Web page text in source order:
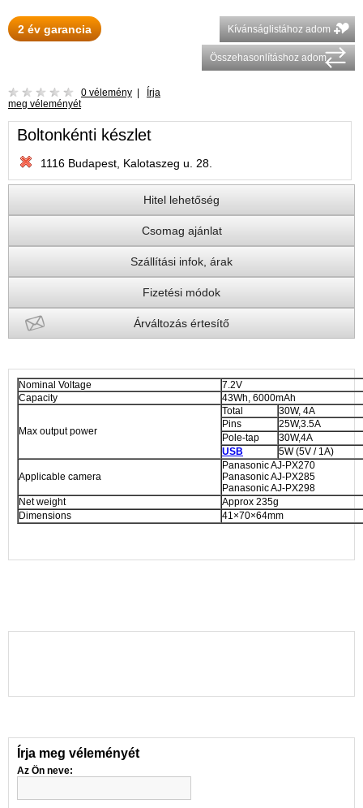
2 év garancia Kívánságlistához adom
Összehasonlításhoz adom
0 vélemény | Írja
meg véleményét
Boltonkénti készlet
1116 Budapest, Kalotaszeg u. 28.
Hitel lehetőség
Csomag ajánlat
Szállítási infok, árak
Fizetési módok
Árváltozás értesítő
Nominal Voltage
7.2V
Capacity
43Wh, 6000mAh
Max output power
Total
30W, 4A
Pins
25W,3.5A
Pole-tap
30W,4A
USB
5W (5V / 1A)
Applicable camera
Panasonic AJ-PX270
Panasonic AJ-PX285
Panasonic AJ-PX298
Net weight
Approx 235g
Dimensions
41×70×64mm
Írja meg véleményét
Az Ön neve: